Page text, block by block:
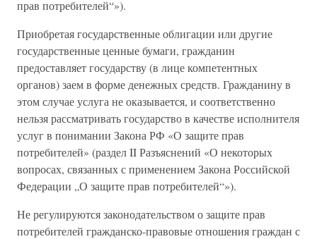
прав потребителей“»).
Приобретая государственные облигации или другие
государственные ценные бумаги, гражданин
предоставляет государству (в лице компетентных
органов) заем в форме денежных средств. Гражданину в
этом случае услуга не оказывается, и соответственно
нельзя рассматривать государство в качестве исполнителя
услуг в понимании Закона РФ «О защите прав
потребителей» (раздел II Разъяснений «О некоторых
вопросах, связанных с применением Закона Российской
Федерации „О защите прав потребителей“»).
Не регулируются законодательством о защите прав
потребителей гражданско-правовые отношения граждан с